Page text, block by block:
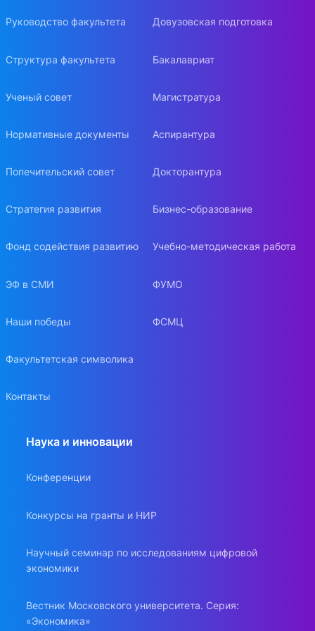
Руководство факультета
Структура факультета
Ученый совет
Нормативные документы
Попечительский совет
Стратегия развития
Фонд содействия развитию
ЭФ в СМИ
Наши победы
Факультетская символика
Контакты
Довузовская подготовка
Бакалавриат
Магистратура
Аспирантура
Докторантура
Бизнес-образование
Учебно-методическая работа
ФУМО
ФСМЦ
Наука и инновации
Конференции
Конкурсы на гранты и НИР
Научный семинар по исследованиям цифровой
экономики
Вестник Московского университета. Серия:
«Экономика»